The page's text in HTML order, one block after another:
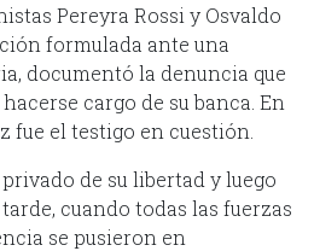
Pereyra Rossi y Osvaldo
formulada ante una
documentó la denuncia que
cargo de su banca. En
fue el testigo en cuestión.
de su libertad y luego
cuando todas las fuerzas
se pusieron en